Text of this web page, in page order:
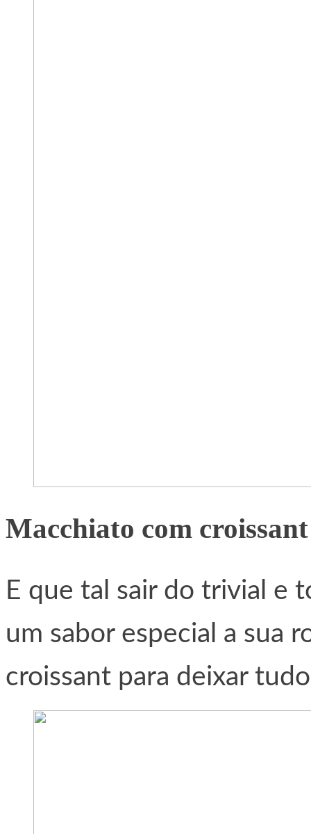
Macchiato com croissant
E que tal sair do trivial e
um sabor especial a sua
croissant para deixar